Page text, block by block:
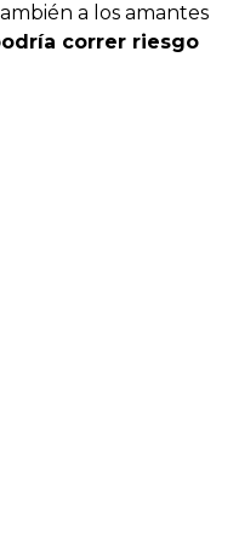
a los amantes
correr riesgo